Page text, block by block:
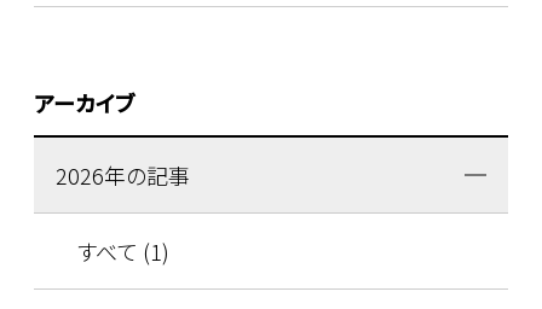
アーカイブ
2026年の記事
すべて (1)